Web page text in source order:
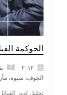
الحوكمة
الجوف، شبوة،
تحليل لدور